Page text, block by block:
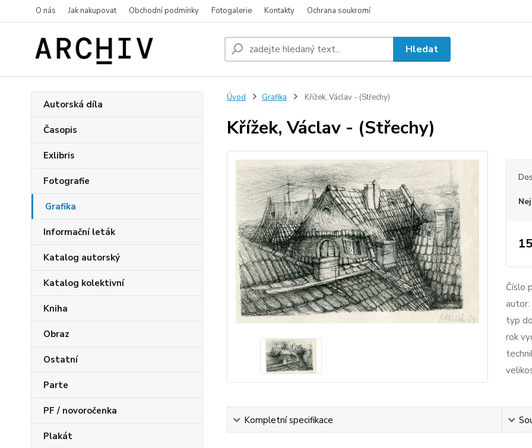
O nás Jak nakupovat Obchodní podmínky Fotogalerie Kontakty Ochrana soukromí
Hledat
Autorská díla
Časopis
Exlibris
Fotografie
Grafika
Informační leták
Katalog autorský
Katalog kolektivní
Kniha
Obraz
Ostatní
Parte
PF / novoročenka
Plakát
Úvod Grafika Křížek, Václav - (Střechy)
Křížek, Václav - (Střechy)
Číslo
autor:
typ
rok
Kompletní specifikace